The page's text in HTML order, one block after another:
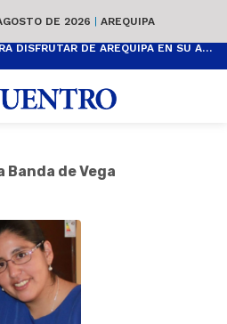
DE 2026 | AREQUIPA
ACTIVIDADES GRATUITAS PARA DISFRUTAR DE AREQUIPA EN SU ANIVERSARIO
Banda de Vega